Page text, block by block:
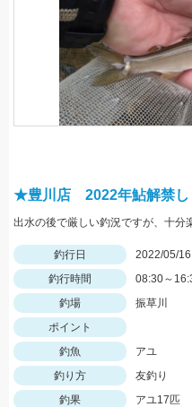
★豊川店 2022年鮎解禁し
出水の後で厳しい釣況ですが、十分
釣行日
2022/05/16
釣行時間
08:30～
釣場
振草川
ポイント
釣魚
アユ
釣り方
友釣り
釣果
アユ17匹